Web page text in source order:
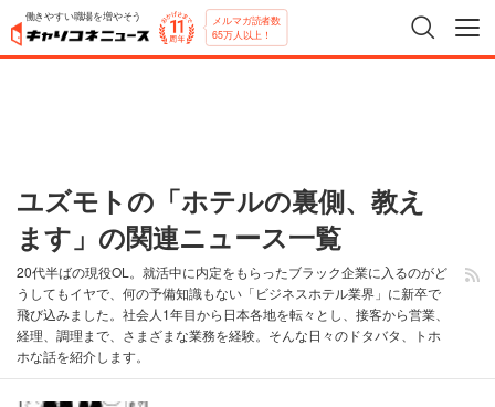
働きやすい職場を増やそう メルマガ読者数
65万人以上！
ユズモトの「ホテルの裏側、教え
ます」の関連ニュース一覧
20代半ばの現役OL。就活中に内定をもらったブラック企業に入るのがど
うしてもイヤで、何の予備知識もない「ビジネスホテル業界」に新卒で
飛び込みました。社会人1年目から日本各地を転々とし、接客から営業、
経理、調理まで、さまざまな業務を経験。そんな日々のドタバタ、トホ
ホな話を紹介します。